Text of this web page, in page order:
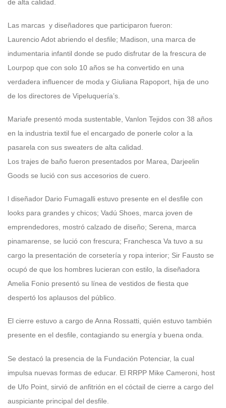
de alta calidad.
Las marcas y diseñadores que participaron fueron:
Laurencio Adot abriendo el desfile; Madison, una marca de
indumentaria infantil donde se pudo disfrutar de la frescura de
Lourpop que con solo 10 años se ha convertido en una
verdadera influencer de moda y Giuliana Rapoport, hija de uno
de los directores de Vipeluquería’s.
Mariafe presentó moda sustentable, Vanlon Tejidos con 38 años
en la industria textil fue el encargado de ponerle color a la
pasarela con sus sweaters de alta calidad.
Los trajes de baño fueron presentados por Marea, Darjeelin
Goods se lució con sus accesorios de cuero.
l diseñador Dario Fumagalli estuvo presente en el desfile con
looks para grandes y chicos; Vadú Shoes, marca joven de
emprendedores, mostró calzado de diseño; Serena, marca
pinamarense, se lució con frescura; Franchesca Va tuvo a su
cargo la presentación de corsetería y ropa interior; Sir Fausto se
ocupó de que los hombres lucieran con estilo, la diseñadora
Amelia Fonio presentó su línea de vestidos de fiesta que
despertó los aplausos del público.
El cierre estuvo a cargo de Anna Rossatti, quién estuvo también
presente en el desfile, contagiando su energía y buena onda.
Se destacó la presencia de la Fundación Potenciar, la cual
impulsa nuevas formas de educar. El RRPP Mike Cameroni, host
de Ufo Point, sirvió de anfitrión en el cóctail de cierre a cargo del
auspiciante principal del desfile.